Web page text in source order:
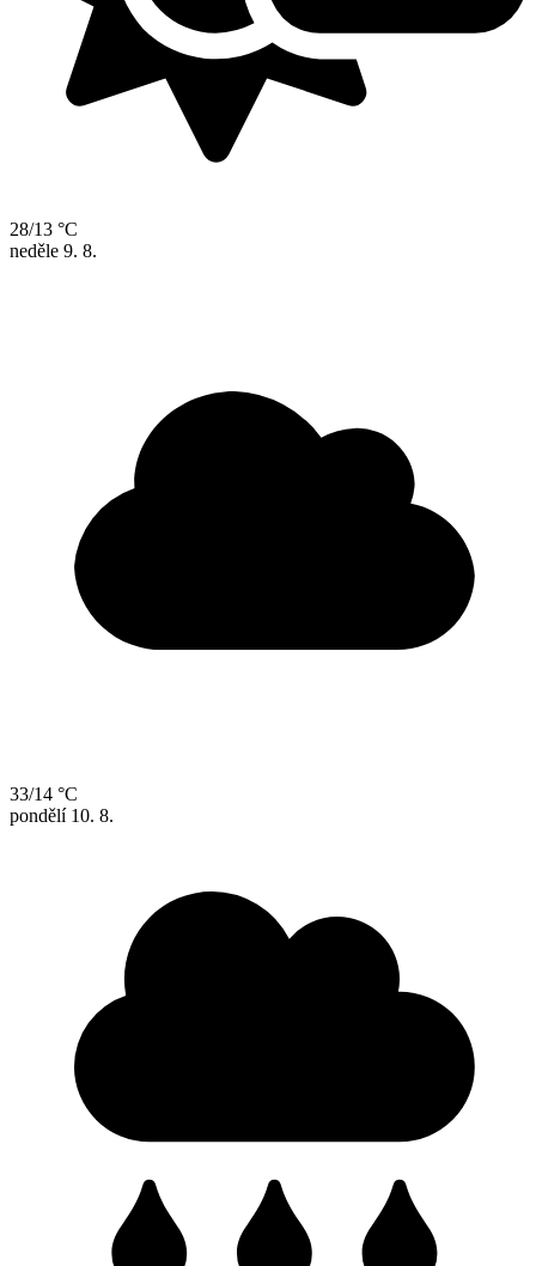
28/13 °C
neděle 9. 8.
33/14 °C
pondělí 10. 8.